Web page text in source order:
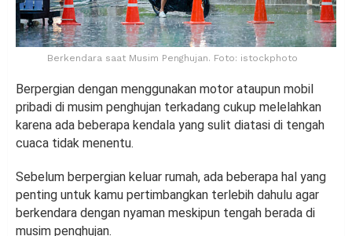
Berkendara saat Musim Penghujan. Foto: istockphoto
Berpergian dengan menggunakan motor ataupun mobil
pribadi di musim penghujan terkadang cukup melelahkan
karena ada beberapa kendala yang sulit diatasi di tengah
cuaca tidak menentu.
Sebelum berpergian keluar rumah, ada beberapa hal yang
penting untuk kamu pertimbangkan terlebih dahulu agar
berkendara dengan nyaman meskipun tengah berada di
musim penghujan.